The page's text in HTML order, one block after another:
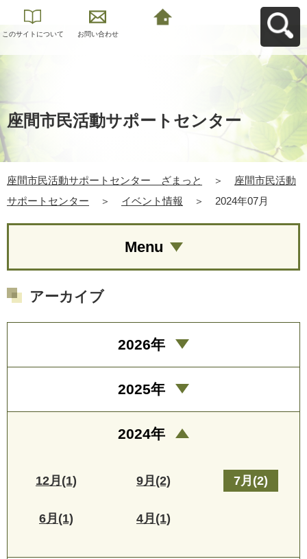
このサイトについて お問い合わせ
座間市民活動サポートセンター
座間市民活動サポートセンター ざまっと ＞
座間市民活動
サポートセンター
＞ イベント情報 ＞ 2024年07月
Menu
アーカイブ
2026年
2025年
2024年
12月(1) 9月(2) 7月(2)
6月(1) 4月(1)